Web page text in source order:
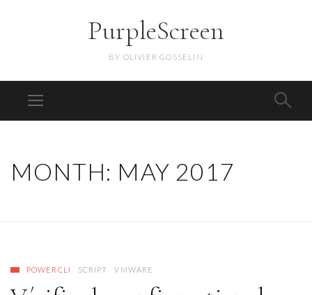
PurpleScreen
BY OLIVIER GOSSELIN
MONTH: MAY 2017
POWERCLI SCRIPT VMWARE